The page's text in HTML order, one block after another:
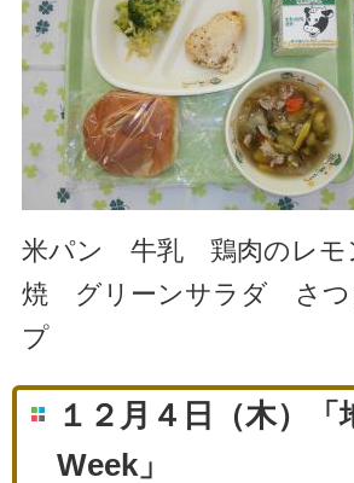
米パン 牛乳 鶏肉のレモ
焼 グリーンサラダ さつ
プ
１２月４日（木）「
Week」